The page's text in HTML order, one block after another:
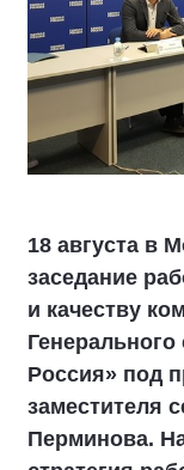
18 августа в
заседание
и качеству
Россия» под
заместителя
Перминова.